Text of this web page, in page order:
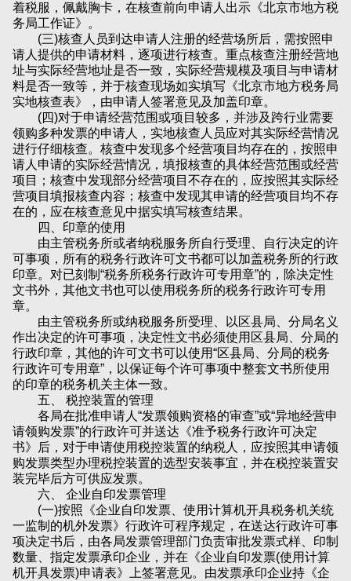
着税服，佩戴胸卡，在核查前向申请人出示《北京市地方税
务局工作证》。
(三)核查人员到达申请人注册的经营场所后，需按照申
请人提供的申请材料，逐项进行核查。重点核查注册经营地
址与实际经营地址是否一致，实际经营规模及项目与申请材
料是否一致等，并于核查现场如实填写《北京市地方税务局
实地核查表》，由申请人签署意见及加盖印章。
(四)对于申请经营范围或项目较多，并涉及跨行业需要
领购多种发票的申请人，实地核查人员应对其实际经营情况
进行仔细核查。核查中发现多个经营项目均存在的，按照申
请人申请的实际经营情况，填报核查的具体经营范围或经营
项目；核查中发现部分经营项目不存在的，应按照其实际经
营项目填报核查内容；核查中发现其申请的经营项目均不存
在的，应在核查意见中据实填写核查结果。
四、印章的使用
由主管税务所或者纳税服务所自行受理、自行决定的许
可事项，所有的税务行政许可文书都可以加盖税务所的行政
印章。对已刻制“税务所税务行政许可专用章”的，除决定性
文书外，其他文书也可以使用税务所的税务行政许可专用
章。
由主管税务所或纳税服务所受理、以区县局、分局名义
作出决定的许可事项，决定性文书必须使用区县局、分局的
行政印章，其他的许可文书可以使用“区县局、分局的税务
行政许可专用章”，以保证每个许可事项中整套文书所使用
的印章的税务机关主体一致。
五、 税控装置的管理
各局在批准申请人“发票领购资格的审查”或“异地经营申
请领购发票”的行政许可并送达《准予税务行政许可决定
书》后，对于申请使用税控装置的纳税人，应按照其申请领
购发票类型办理税控装置的选型安装事宜，并在税控装置安
装完毕后方可供应发票。
六、 企业自印发票管理
(一)按照《企业自印发票、使用计算机开具税务机关统
一监制的机外发票》行政许可程序规定，在送达行政许可事
项决定书后，由各局发票管理部门负责审批发票式样、印制
数量、指定发票承印企业，并在《企业自印发票(使用计算
机开具发票)申请表》上签署意见。由发票承印企业持《企